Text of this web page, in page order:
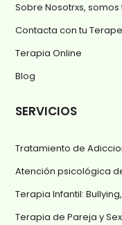
Sobre Nosotrxs,
Contacta con tu
Terapia Online
Blog
SERVICIOS
Tratamiento de
Atención psicológica
Terapia Infantil:
Terapia de Pareja y